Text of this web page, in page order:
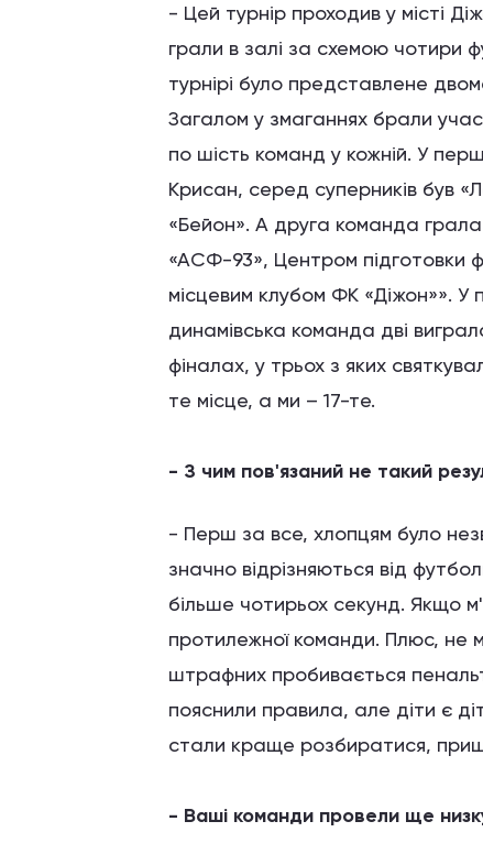
- Цей турнір проходив у місті
грали в залі за схемою чотири
турнірі було представлене
Загалом у змаганнях брали
по шість команд у кожній. У
Крисан, серед суперників був
«Бейон». А друга команда
«АСФ-93», Центром підготовки
місцевим клубом ФК «Діжон»». У
динамівська команда дві
фіналах, у трьох з яких
те місце, а ми – 17-те.
- З чим пов'язаний не такий
- Перш за все, хлопцям було
значно відрізняються від
більше чотирьох секунд. Якщо
протилежної команди. Плюс, не
штрафних пробивається
пояснили правила, але діти є
стали краще розбиратися,
- Ваші команди провели ще